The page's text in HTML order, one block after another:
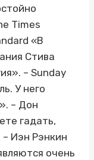
Times
«В
Стива
– Sunday
У него
– Дон
гадать,
– Иэн Рэнкин
очень